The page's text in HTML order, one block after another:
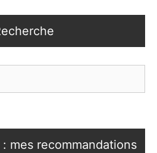
mes recommandations